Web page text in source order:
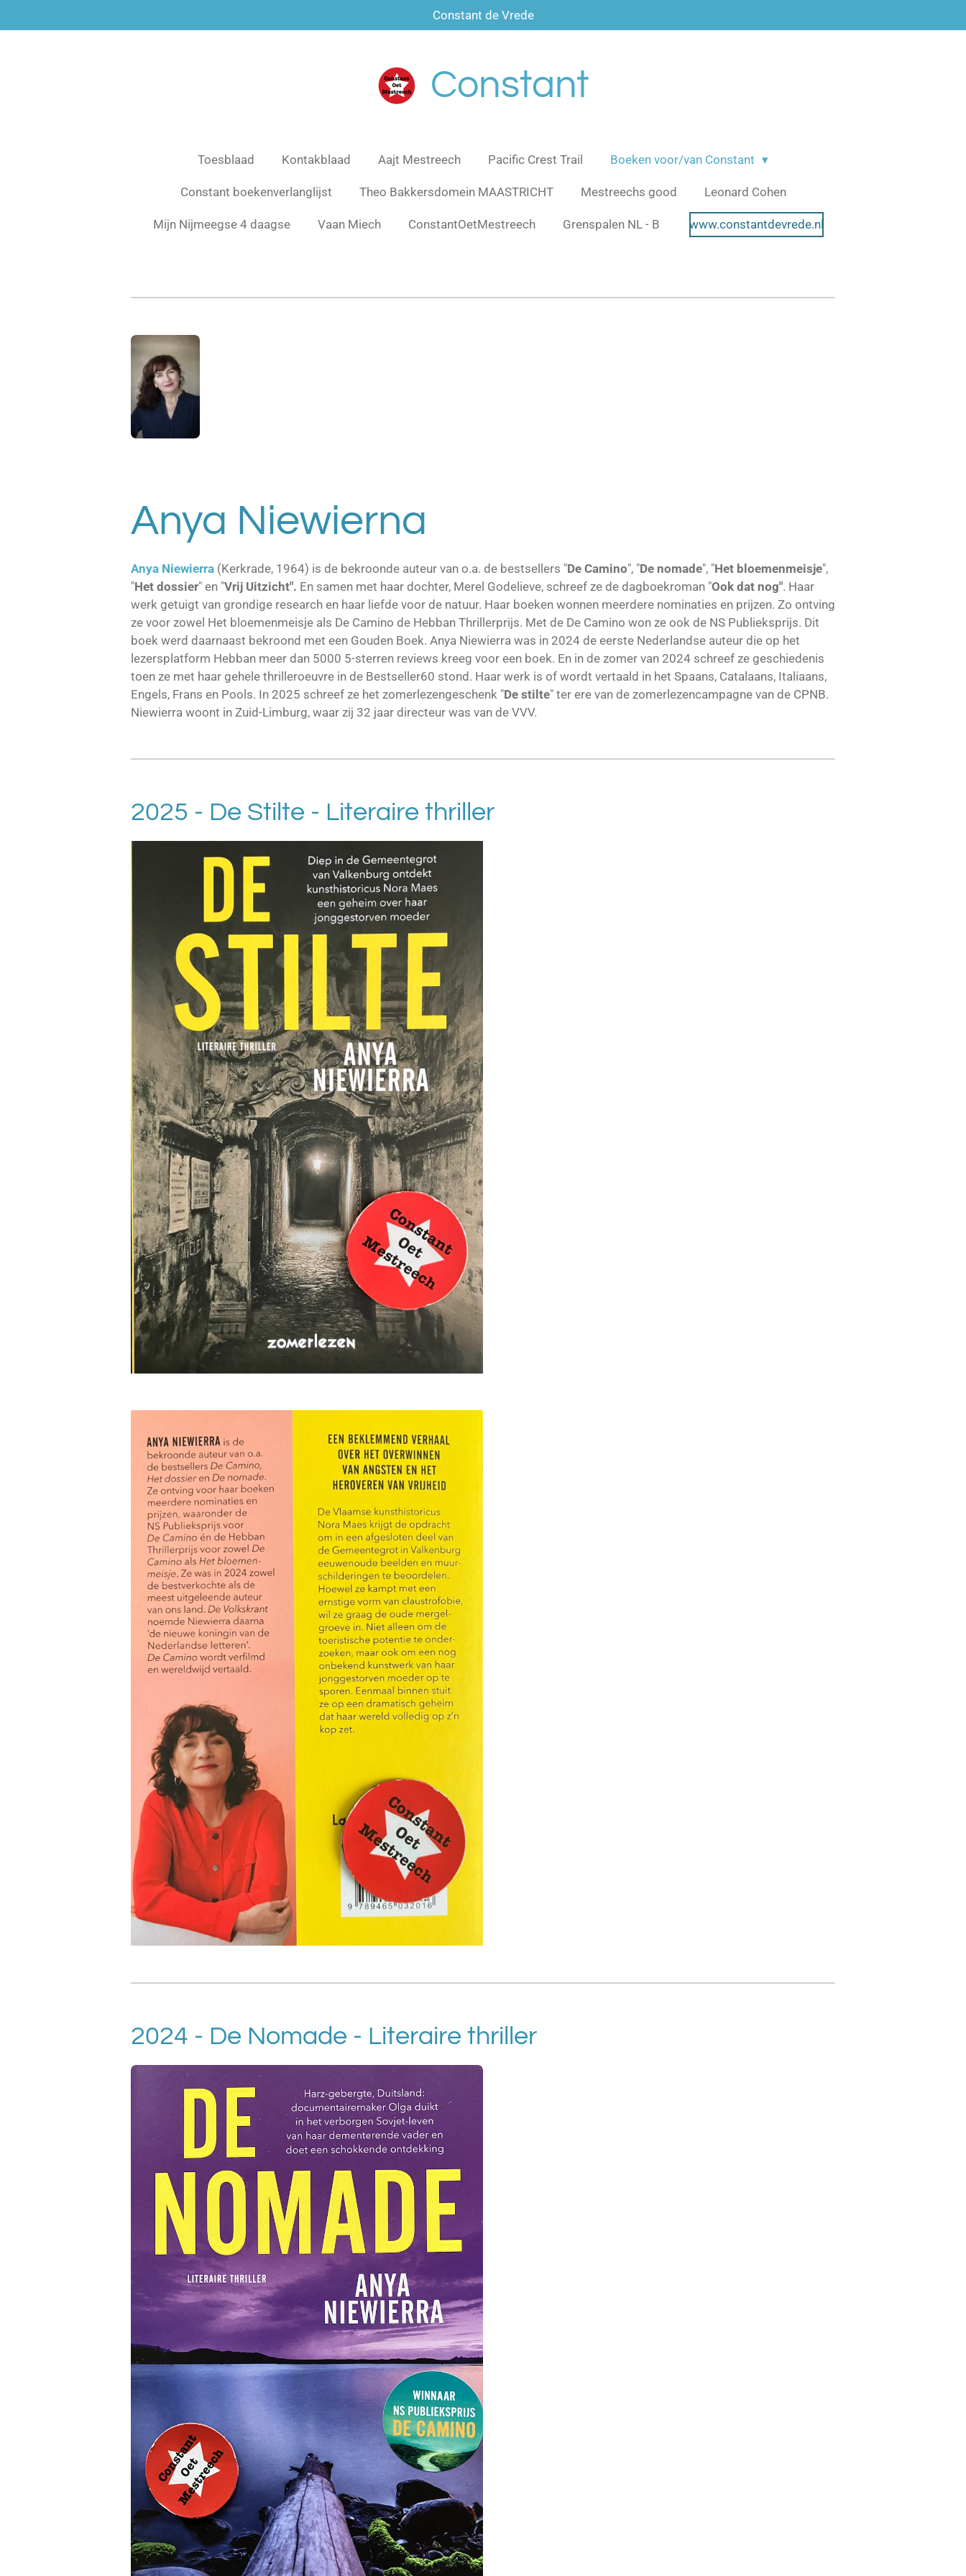
direct
Constant de Vrede
Constant
Toesblaad Kontakblaad Aajt Mestreech Pacific Crest Trail Boeken voor/van Constant
Constant boekenverlanglijst Theo Bakkersdomein MAASTRICHT Mestreechs good Leonard Cohen
Mijn Nijmeegse 4 daagse Vaan Miech ConstantOetMestreech Grenspalen NL - B www.constantdevrede.nl
Anya Niewierna
Anya Niewierra (Kerkrade, 1964) is de bekroonde auteur van o.a. de bestsellers "De Camino", "De nomade", "Het bloemenmeisje",
"Het dossier" en "Vrij Uitzicht". En samen met haar dochter, Merel Godelieve, schreef ze de dagboekroman "Ook dat nog". Haar
werk getuigt van grondige research en haar liefde voor de natuur. Haar boeken wonnen meerdere nominaties en prijzen. Zo ontving
ze voor zowel Het bloemenmeisje als De Camino de Hebban Thrillerprijs. Met de De Camino won ze ook de NS Publieksprijs. Dit
boek werd daarnaast bekroond met een Gouden Boek. Anya Niewierra was in 2024 de eerste Nederlandse auteur die op het
lezersplatform Hebban meer dan 5000 5-sterren reviews kreeg voor een boek. En in de zomer van 2024 schreef ze geschiedenis
toen ze met haar gehele thrilleroeuvre in de Bestseller60 stond. Haar werk is of wordt vertaald in het Spaans, Catalaans, Italiaans,
Engels, Frans en Pools. In 2025 schreef ze het zomerlezengeschenk "De stilte" ter ere van de zomerlezencampagne van de CPNB.
Niewierra woont in Zuid-Limburg, waar zij 32 jaar directeur was van de VVV.
2025 - De Stilte - Literaire thriller
2024 - De Nomade - Literaire thriller